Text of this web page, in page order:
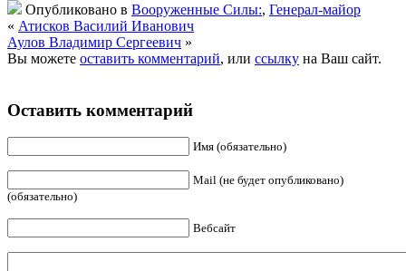
Опубликовано в Вооруженные Силы:, Генерал-майор
« Атисков Василий Иванович
Аулов Владимир Сергеевич »
Вы можете оставить комментарий, или ссылку на Ваш сайт.
Оставить комментарий
Имя (обязательно)
Mail (не будет опубликовано)
(обязательно)
Вебсайт